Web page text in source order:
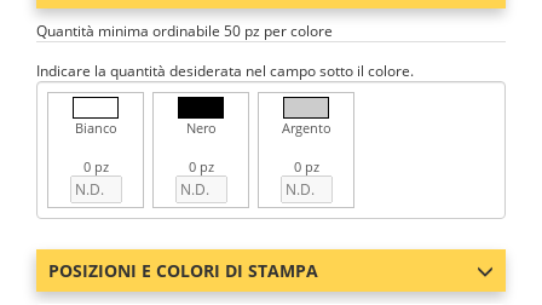
Quantità minima ordinabile 50 pz per colore
Indicare la quantità desiderata nel campo sotto il colore.
Bianco
0 pz
Nero
0 pz
Argento
0 pz
POSIZIONI E COLORI DI STAMPA